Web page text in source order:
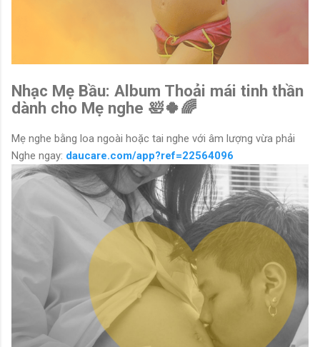
Nhạc Mẹ Bầu: Album Thoải mái tinh thần
dành cho Mẹ nghe 🛀🍀🌈
Mẹ nghe bằng loa ngoài hoặc tai nghe với âm lượng vừa phải
Nghe ngay: daucare.com/app?ref=22564096